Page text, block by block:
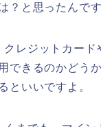
？と思ったんです
レジットカー
できるのかどう
といいですよ。